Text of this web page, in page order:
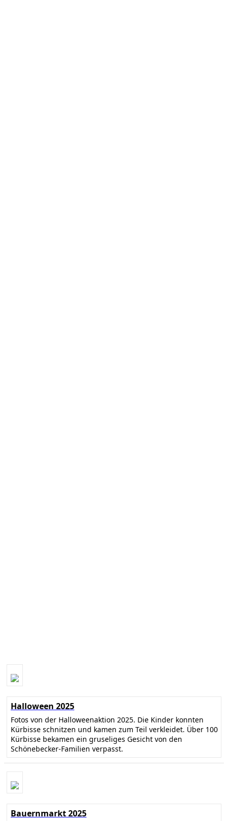
Halloween 2025
Fotos von der Halloweenaktion 2025. Die Kinder konnten
Kürbisse schnitzen und kamen zum Teil verkleidet. Über 100
Kürbisse bekamen ein gruseliges Gesicht von den
Schönebecker-Familien verpasst.
Bauernmarkt 2025